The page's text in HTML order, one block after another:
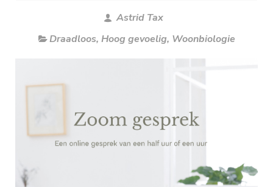
Astrid Tax
Draadloos, Hoog gevoelig, Woonbiologie